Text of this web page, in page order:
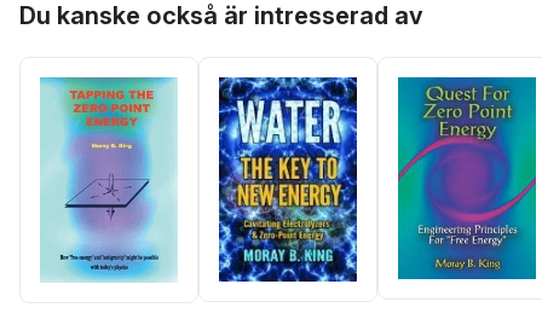
Du kanske också är intresserad av